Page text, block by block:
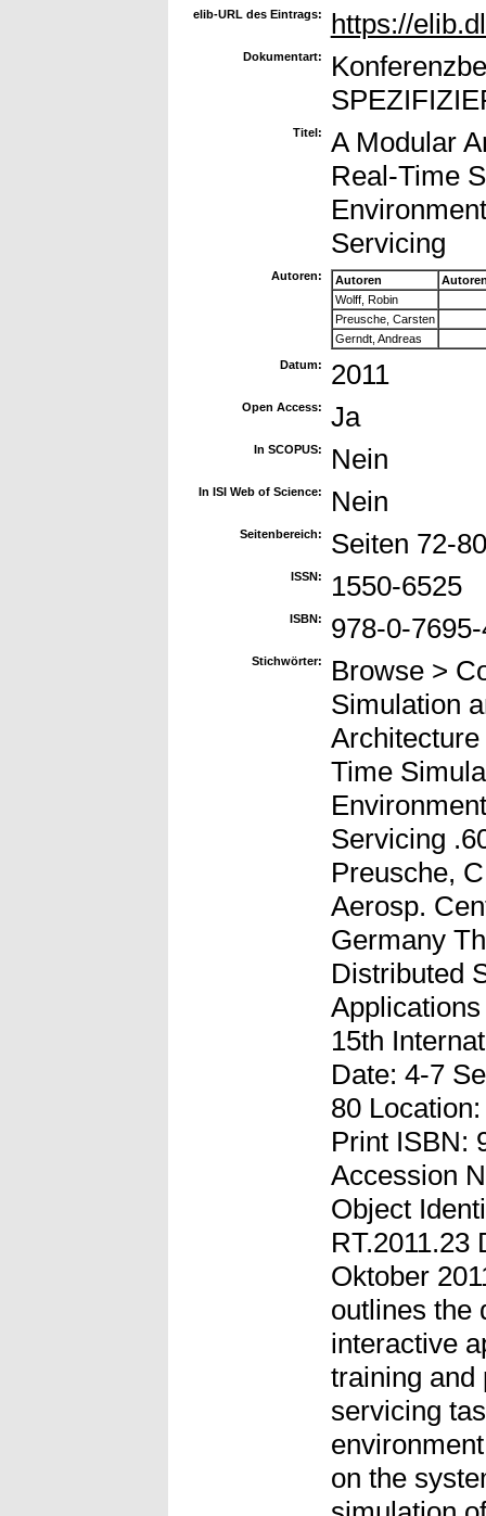
elib-URL des Eintrags: https://
Dokumentart:
Titel:
A Modular
Real-Time
Servicing
Autoren: Autoren
Wolff, Robin
Preusche, Carsten
Gerndt, Andreas
Datum:
2011
Open Access: Ja
In SCOPUS: Nein
In ISI Web of Science: Nein
Seitenbereich: Seiten 72-80
ISSN: 1550-6525
ISBN: 978-0-
Stichwörter:
Browse >
Simulation
Time
Servicing
Preusche,
Aerosp.
Germany
Distributed
15th
Date: 4-7
80
Print ISBN:
Accession
Object
RT.2011.23
Oktober
outlines the
interactive
training and
servicing
on the